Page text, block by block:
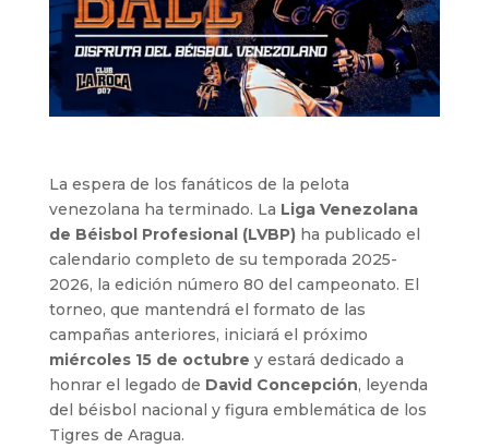
La espera de los fanáticos de la pelota
venezolana ha terminado. La Liga Venezolana
de Béisbol Profesional (LVBP)ha publicado el
calendario completo de su temporada 2025-
2026, la edición número 80 del campeonato. El
torneo, que mantendrá el formato de las
campañas anteriores, iniciará el próximo
miércoles 15 de octubre y estará dedicado a
honrar el legado de David Concepción, leyenda
del béisbol nacional y figura emblemática de los
Tigres de Aragua.